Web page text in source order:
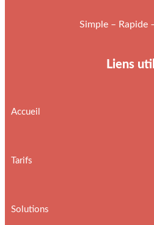
Simple – Rapide
Liens
Accueil
Tarifs
Solutions